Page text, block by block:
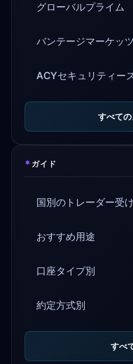
グローバルプライム
バンテージマーケッツ
ACYセキュリティー
すべて
* ガイド
国別のトレーダー受
おすすめ用途
口座タイプ別
約定方式別
すべ